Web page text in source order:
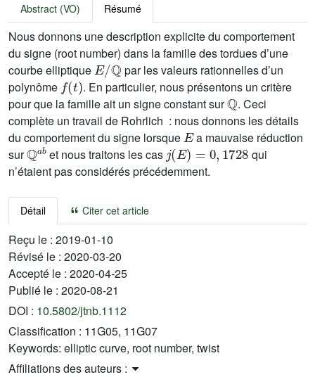
Abstract (VO) Résumé
Nous donnons une description explicite du comportement
du signe (root number) dans la famille des tordues d’une
courbe elliptique
E/ℚ
par les valeurs rationnelles d’un
polynôme
f(t)
. En particulier, nous présentons un critère
pour que la famille ait un signe constant sur
ℚ
. Ceci
complète un travail de Rohrlich : nous donnons les détails
du comportement du signe lorsque
E
a mauvaise réduction
sur
ℚab
et nous traitons les cas
j(E)=0,1728
qui
n’étaient pas considérés précédemment.
Détail Citer cet article
Reçu le : 2019-01-10
Révisé le : 2020-03-20
Accepté le : 2020-04-25
Publié le : 2020-08-21
DOI : 10.5802/jtnb.1112
Classification : 11G05, 11G07
Keywords: elliptic curve, root number, twist
Affiliations des auteurs :